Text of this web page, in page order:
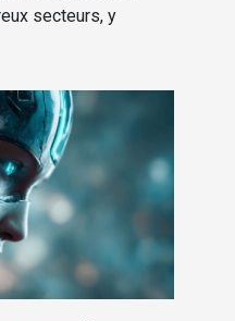
secteurs, y